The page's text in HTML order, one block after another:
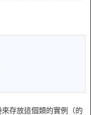
存放這個類的實例（的